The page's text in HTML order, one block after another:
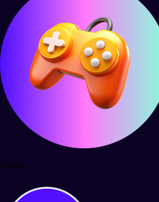
Quests